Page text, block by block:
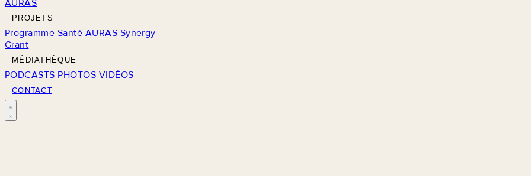
AURAS
PROJETS
Programme Santé AURAS Synergy
Grant
MÉDIATHÈQUE
PODCASTS PHOTOS VIDÉOS
CONTACT